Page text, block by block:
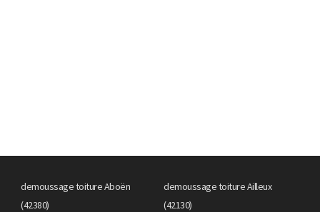
demoussage toiture Aboën
(42380)
demoussage toiture Ailleux
(42130)